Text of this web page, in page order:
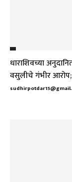
धाराशिवच्या
वसुलीचे गंभीर आरोप;